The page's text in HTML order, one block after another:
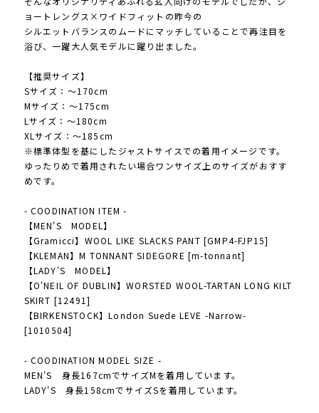
ョートレングス×ワイドフィットの昨今の
シルエットバランスのムードにマッチしていることで再注目を
浴び、一躍大人気モデルに躍り出ました。
【推奨サイズ】
Sサイズ：～170cm
Mサイズ：～175cm
Lサイズ：～180cm
XLサイズ：～185cm
※標準体型を基にしたジャストサイスでの着用イメージです。
ゆったりめで着用されたい場合ワンサイズ上のサイズがおすす
めです。
- COODINATION ITEM -
【MEN'S MODEL】
【Gramicci】WOOL LIKE SLACKS PANT [GMP4-FJP15]
【KLEMAN】M TONNANT SIDEGORE [m-tonnant]
【LADY'S MODEL】
【O'NEIL OF DUBLIN】WORSTED WOOL-TARTAN LONG KILT
SKIRT [12491]
【BIRKENSTOCK】London Suede LEVE -Narrow-
[1010504]
- COODINATION MODEL SIZE -
MEN'S 身長167cmでサイズMを着用しています。
LADY'S 身長158cmでサイズSを着用しています。